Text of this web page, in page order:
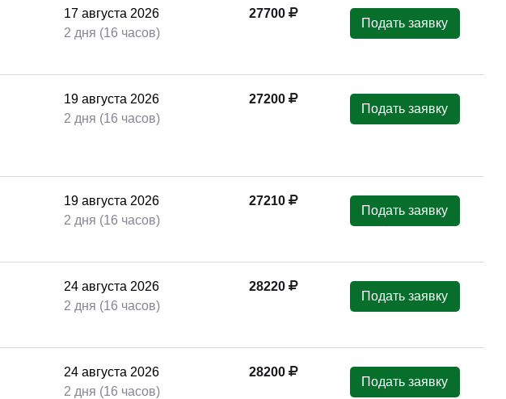
17 августа 2026
2 дня (16 часов)
27700
Подать заявку
19 августа 2026
2 дня (16 часов)
27200
Подать заявку
19 августа 2026
2 дня (16 часов)
27210
Подать заявку
24 августа 2026
2 дня (16 часов)
28220
Подать заявку
24 августа 2026
2 дня (16 часов)
28200
Подать заявку